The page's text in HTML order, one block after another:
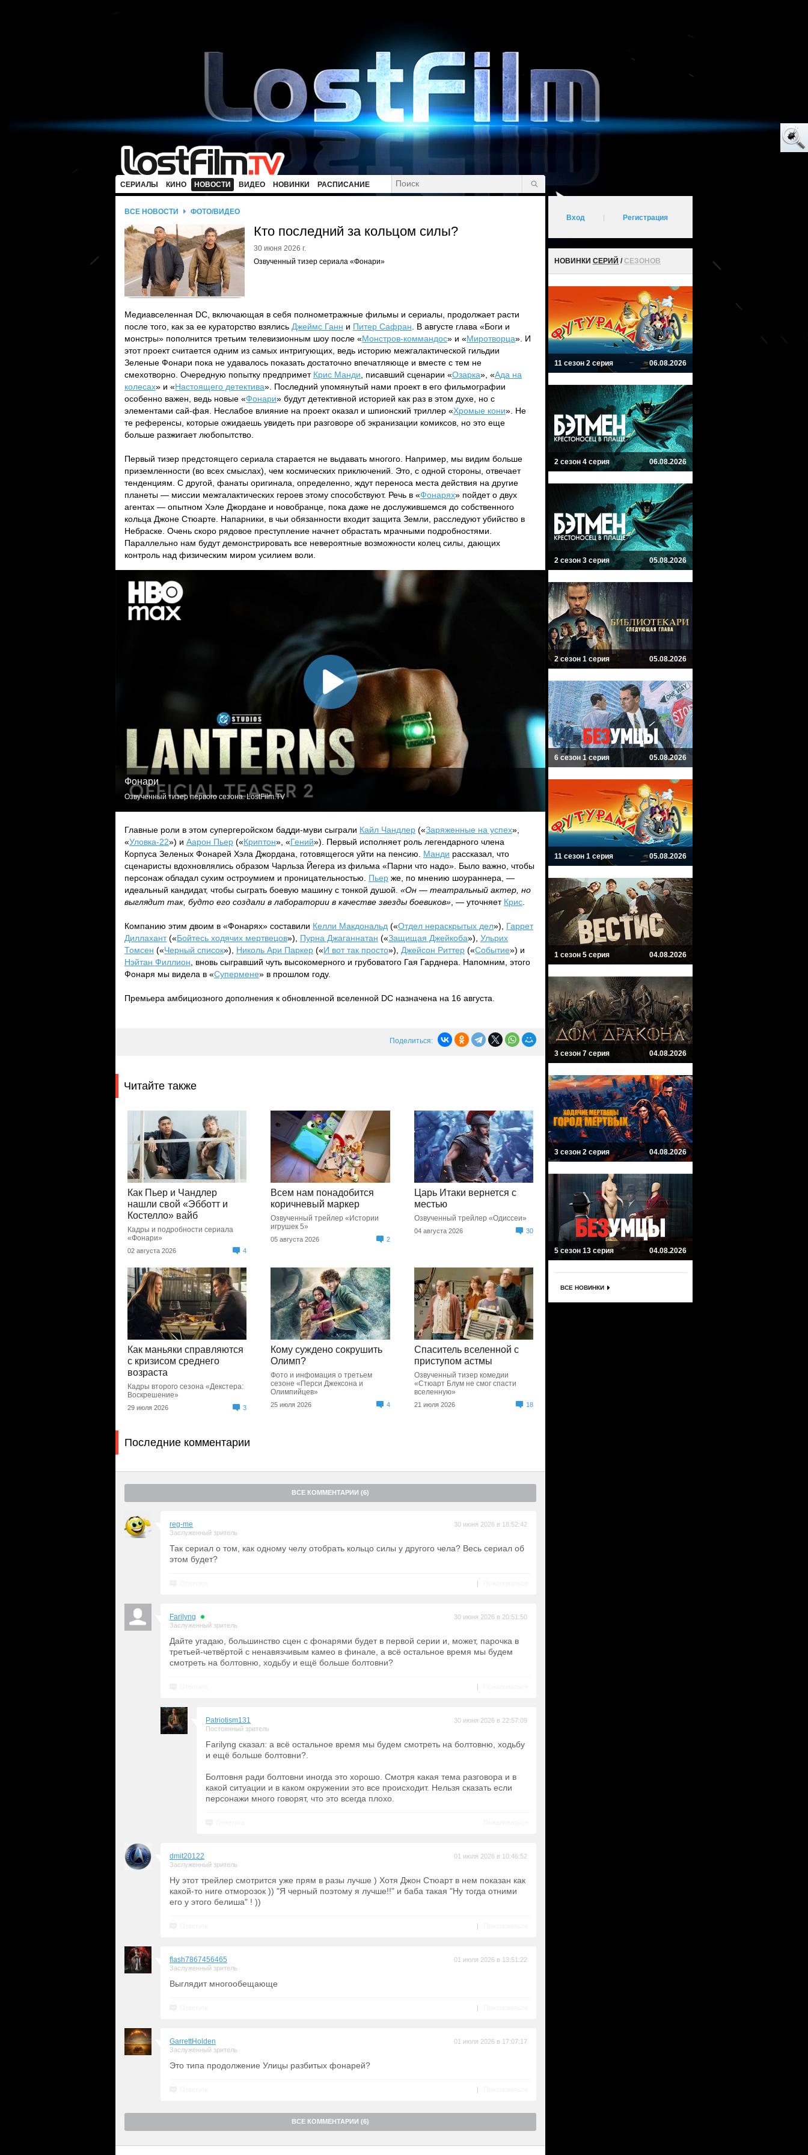
СЕРИАЛЫ КИНО НОВОСТИ ВИДЕО НОВИНКИ РАСПИСАНИЕ
ВСЕ НОВОСТИ ФОТО/ВИДЕО
Кто последний за кольцом силы?
30 июня 2026 г.
Озвученный тизер сериала «Фонари»
Медиавселенная DC, включающая в себя полнометражные фильмы и сериалы, продолжает расти
после того, как за ее кураторство взялись Джеймс Ганн и Питер Сафран . В августе глава «Боги и
монстры» пополнится третьим телевизионным шоу после «Монстров-коммандос» и «Миротворца». И
этот проект считается одним из самых интригующих, ведь историю межгалактической гильдии
Зеленые Фонари пока не удавалось показать достаточно впечатляюще и вместе с тем не
смехотворно. Очередную попытку предпримет Крис Манди , писавший сценарии «Озарка», «Ада на
колесах» и «Настоящего детектива». Последний упомянутый нами проект в его фильмографии
особенно важен, ведь новые «Фонари» будут детективной историей как раз в этом духе, но с
элементами сай-фая. Неслабое влияние на проект оказал и шпионский триллер «Хромые кони». Не
те референсы, которые ожидаешь увидеть при разговоре об экранизации комиксов, но это еще
больше разжигает любопытство.
Первый тизер предстоящего сериала старается не выдавать многого. Например, мы видим больше
приземленности (во всех смыслах), чем космических приключений. Это, с одной стороны, отвечает
тенденциям. С другой, фанаты оригинала, определенно, ждут переноса места действия на другие
планеты — миссии межгалактических героев этому способствуют. Речь в «Фонарях» пойдет о двух
агентах — опытном Хэле Джордане и новобранце, пока даже не дослужившемся до собственного
кольца Джоне Стюарте. Напарники, в чьи обязанности входит защита Земли, расследуют убийство в
Небраске. Очень скоро рядовое преступление начнет обрастать мрачными подробностями.
Параллельно нам будут демонстрировать все невероятные возможности колец силы, дающих
контроль над физическим миром усилием воли.
Фонари
Озвученный тизер первого сезона. LostFilm.TV
Главные роли в этом супергеройском бадди-муви сыграли Кайл Чандлер («Заряженные на успех»,
«Уловка-22») и Аарон Пьер («Криптон», «Гений»). Первый исполняет роль легендарного члена
Корпуса Зеленых Фонарей Хэла Джордана, готовящегося уйти на пенсию. Манди рассказал, что
сценаристы вдохновлялись образом Чарльза Йегера из фильма «Парни что надо». Было важно, чтобы
персонаж обладал сухим остроумием и проницательностью. Пьер же, по мнению шоураннера, —
идеальный кандидат, чтобы сыграть боевую машину с тонкой душой. «Он — театральный актер, но
выглядит так, будто его создали в лаборатории в качестве звезды боевиков» , — уточняет Крис
Компанию этим двоим в «Фонарях» составили Келли Макдональд («Отдел нераскрытых дел»), Гаррет
Диллахант(«Бойтесь ходячих мертвецов»), Пурна Джаганнатан («Защищая Джейкоба»), Ульрих
Томсен («Черный список»), Николь Ари Паркер («И вот так просто»), Джейсон Риттер («Событие») и
Нэйтан Филлион , вновь сыгравший чуть высокомерного и грубоватого Гая Гарднера. Напомним, этого
Фонаря мы видела в «Супермене» в прошлом году.
Премьера амбициозного дополнения к обновленной вселенной DC назначена на 16 августа.
Поделиться:
Читайте также
Как Пьер и Чандлер
нашли свой «Эбботт и
Костелло» вайб
Кадры и подробности сериала
«Фонари»
02 августа 2026 4
Всем нам понадобится
коричневый маркер
Озвученный трейлер «Истории
игрушек 5»
05 августа 2026 2
Царь Итаки вернется с
местью
Озвученный трейлер «Одиссеи»
04 августа 2026 30
Как маньяки справляются
с кризисом среднего
возраста
Кадры второго сезона «Декстера:
Воскрешение»
29 июля 2026 3
Кому суждено сокрушить
Олимп?
Фото и инфомация о третьем
сезоне «Перси Джексона и
Олимпийцев»
25 июля 2026 4
Спаситель вселенной с
приступом астмы
Озвученный тизер комедии
«Стюарт Блум не смог спасти
вселенную»
21 июля 2026 18
Последние комментарии
ВСЕ КОММЕНТАРИИ (6)
reg-me
Заслуженный зритель
30 июня 2026 в 18:52:42
Так сериал о том, как одному челу отобрать кольцо силы у другого чела? Весь сериал об
этом будет?
|
Farilyng
Заслуженный зритель
30 июня 2026 в 20:51:50
Дайте угадаю, большинство сцен с фонарями будет в первой серии и, может, парочка в
третьей-четвёртой с ненавязчивым камео в финале, а всё остальное время мы будем
смотреть на болтовню, ходьбу и ещё больше болтовни?
|
Patriotism131
Постоянный зритель
30 июня 2026 в 22:57:09
Farilyng сказал: а всё остальное время мы будем смотреть на болтовню, ходьбу
и ещё больше болтовни?.
Болтовня ради болтовни иногда это хорошо. Смотря какая тема разговора и в
какой ситуации и в каком окружении это все происходит. Нельзя сказать если
персонажи много говорят, что это всегда плохо.
dmit20122
Заслуженный зритель
01 июля 2026 в 10:46:52
Ну этот трейлер смотрится уже прям в разы лучше ) Хотя Джон Стюарт в нем показан как
какой-то ниге отморозок )) "Я черный поэтому я лучше!!" и баба такая "Ну тогда отними
его у этого белиша" ! ))
|
flash7867456465
Заслуженный зритель
01 июля 2026 в 13:51:22
Выглядит многообещающе
|
GarrettHolden
Заслуженный зритель
01 июля 2026 в 17:07:17
Это типа продолжение Улицы разбитых фонарей?
|
ВСЕ КОММЕНТАРИИ (6)
Вход Регистрация
НОВИНКИ СЕРИЙ /СЕЗОНОВ
11 сезон 2 серия 06.08.2026
2 сезон 4 серия 06.08.2026
2 сезон 3 серия 05.08.2026
2 сезон 1 серия 05.08.2026
6 сезон 1 серия 05.08.2026
11 сезон 1 серия 05.08.2026
1 сезон 5 серия 04.08.2026
3 сезон 7 серия 04.08.2026
3 сезон 2 серия 04.08.2026
5 сезон 13 серия 04.08.2026
ВСЕ НОВИНКИ